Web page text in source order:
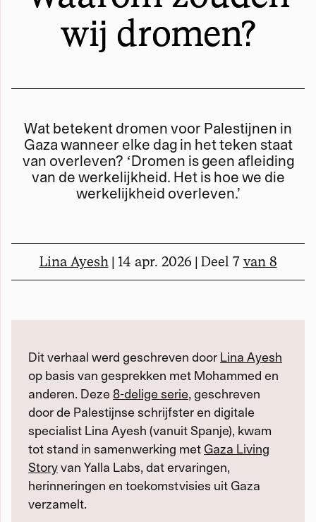
Werken met Momus
wij dromen?
Wat betekent dromen voor Palestijnen in
Gaza wanneer elke dag in het teken staat
van overleven? ʻDromen is geen afleiding
van de werkelijkheid. Het is hoe we die
werkelijkheid overleven.’
Lina Ayesh| 14 apr. 2026 | Deel 7 van 8
Dit verhaal werd geschreven door Lina Ayesh
op basis van gesprekken met Mohammed en
anderen. Deze 8-delige serie, geschreven
door de Palestijnse schrijfster en digitale
specialist Lina Ayesh (vanuit Spanje), kwam
tot stand in samenwerking met Gaza Living
Storyvan Yalla Labs, dat ervaringen,
herinneringen en toekomstvisies uit Gaza
verzamelt.